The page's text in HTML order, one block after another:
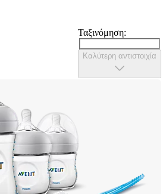
Ταξινόμηση:
Καλύτερη αντιστοιχία